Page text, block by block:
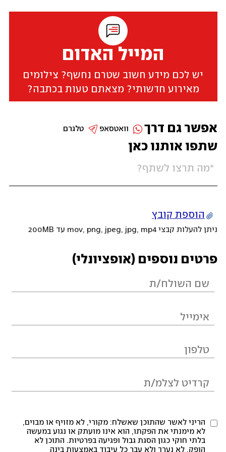
המייל האדום
יש לכם מידע חשוב שטרם נחשף? צילומים
מאירוע חדשותי? מצאתם טעות בכתבה?
שתפו אותנו כאן
הוספת קובץ
ניתן להעלות קבצי mov, png, jpeg, jpg, mp4 עד 200MB
פרטים נוספים (אופציונלי)
הריני לאשר שהתוכן שאשלח: מקורי, לא מזויף או מבוים,
לא מימנתי את הפקתו, הוא אינו מועתק או נגוע במעשה
בלתי חוקי כגון הסגת גבול ופגיעה בפרטיות. התוכן לא
הופק, לא נערך ולא עבר כל עיבוד באמצעות בינה
אפשר גם דרך טלגרם וואטסאפ